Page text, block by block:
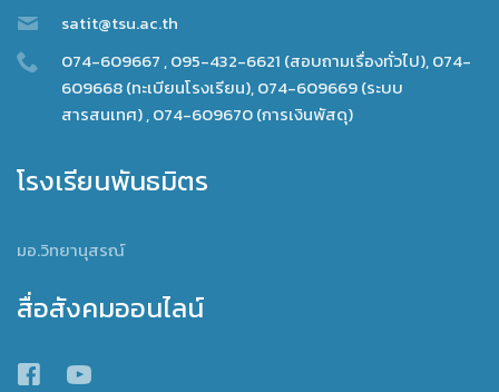
satit@tsu.ac.th
074-609667 , 095-432-6621 (สอบถามเรื่องทั่วไป), 074-
609668 (ทะเบียนโรงเรียน), 074-609669 (ระบบ
สารสนเทศ) , 074-609670 (การเงินพัสดุ)
โรงเรียนพันธมิตร
มอ.วิทยานุสรณ์
สื่อสังคมออนไลน์